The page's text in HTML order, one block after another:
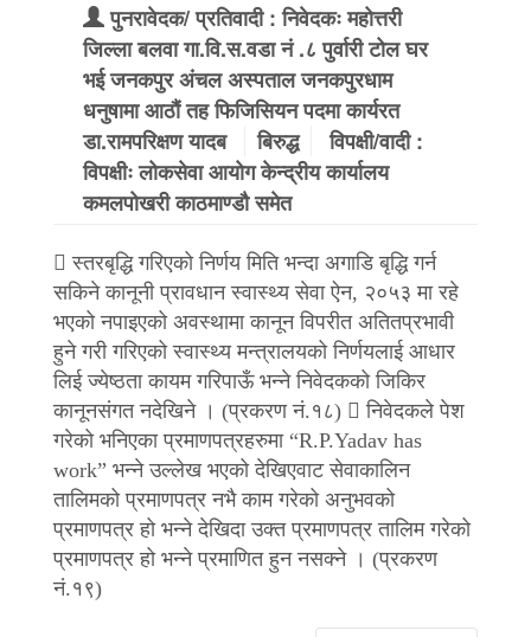
पुनरावेदक/ प्रतिवादी : निवेदकः महोत्तरी
जिल्ला बलवा गा.वि.स.वडा नं .८ पुर्वारी टोल घर
भई जनकपुर अंचल अस्पताल जनकपुरधाम
धनुषामा आठौं तह फिजिसियन पदमा कार्यरत
डा.रामपरिक्षण यादब
बिरुद्ध
विपक्षी/वादी :
विपक्षीः लोकसेवा आयोग केन्द्रीय कार्यालय
कमलपोखरी काठमाण्डौ समेत
 स्तरबृद्धि गरिएको निर्णय मिति भन्दा अगाडि बृद्धि गर्न
सकिने कानूनी प्रावधान स्वास्थ्य सेवा ऐन, २०५३ मा रहे
भएको नपाइएको अवस्थामा कानून विपरीत अतितप्रभावी
हुने गरी गरिएको स्वास्थ्य मन्त्रालयको निर्णयलाई आधार
लिई ज्येष्ठता कायम गरिपाऊँ भन्ने निवेदकको जिकिर
कानूनसंगत नदेखिने । (प्रकरण नं.१८)  निवेदकले पेश
गरेको भनिएका प्रमाणपत्रहरुमा “R.P.Yadav has
work” भन्ने उल्लेख भएको देखिएवाट सेवाकालिन
तालिमको प्रमाणपत्र नभै काम गरेको अनुभवको
प्रमाणपत्र हो भन्ने देखिदा उक्त प्रमाणपत्र तालिम गरेको
प्रमाणपत्र हो भन्ने प्रमाणित हुन नसक्ने । (प्रकरण
नं.१९)